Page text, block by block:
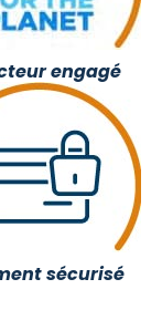
engagé
sécurisé